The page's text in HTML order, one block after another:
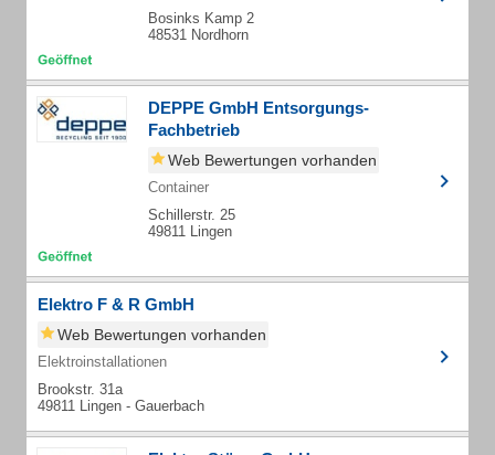
Bosinks Kamp 2
48531 Nordhorn
DEPPE GmbH Entsorgungs-
Fachbetrieb
Web Bewertungen vorhanden
Container
Schillerstr. 25
49811 Lingen
Elektro F & R GmbH
Web Bewertungen vorhanden
Elektroinstallationen
Brookstr. 31a
49811 Lingen - Gauerbach